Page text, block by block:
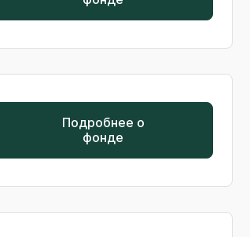
Подробнее о
фонде